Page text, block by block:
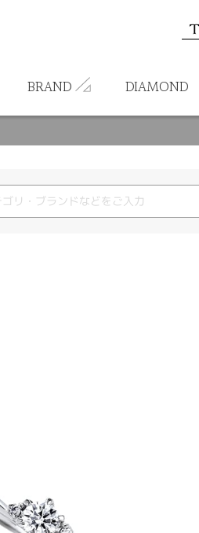
BRAND DIAMOND